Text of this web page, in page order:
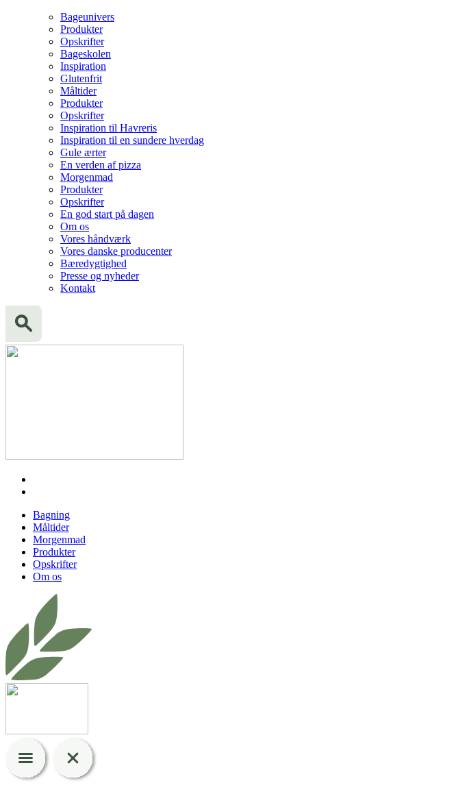
Bageunivers
Produkter
Opskrifter
Bageskolen
Inspiration
Glutenfrit
Måltider
Produkter
Opskrifter
Inspiration til Havreris
Inspiration til en sundere hverdag
Gule ærter
En verden af pizza
Morgenmad
Produkter
Opskrifter
En god start på dagen
Om os
Vores håndværk
Vores danske producenter
Bæredygtighed
Presse og nyheder
Kontakt
Bagning
Måltider
Morgenmad
Produkter
Opskrifter
Om os